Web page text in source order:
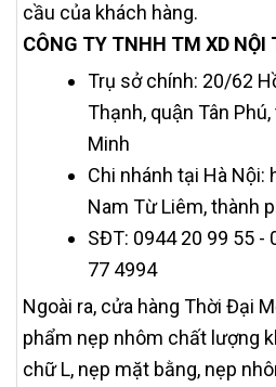
cầu của khách hàng.
CÔNG TY TNHH TM XD
Trụ sở chính: 20/62
Thạnh, quận Tân
Minh
Chi nhánh tại Hà Nội:
Nam Từ Liêm, thành
SĐT: 0944 20 99 55 -
77 4994
Ngoài ra, cửa hàng Thời Đại
phẩm nẹp nhôm chất lượng
chữ L, nẹp mặt bằng, nẹp